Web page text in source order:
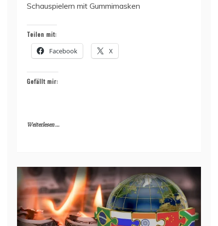
Schauspielern mit Gummimasken
Teilen mit:
Facebook X
Gefällt mir:
Weiterlesen ...